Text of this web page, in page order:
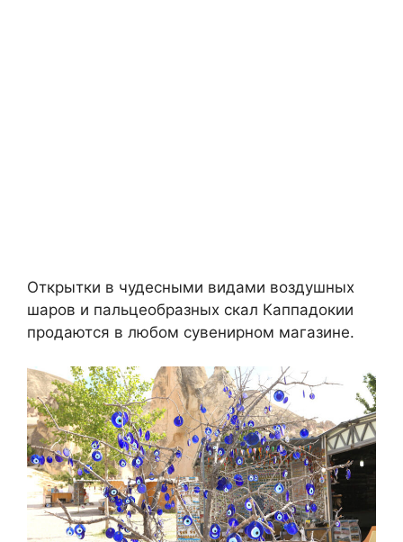
Открытки в чудесными видами воздушных
шаров и пальцеобразных скал Каппадокии
продаются в любом сувенирном магазине.